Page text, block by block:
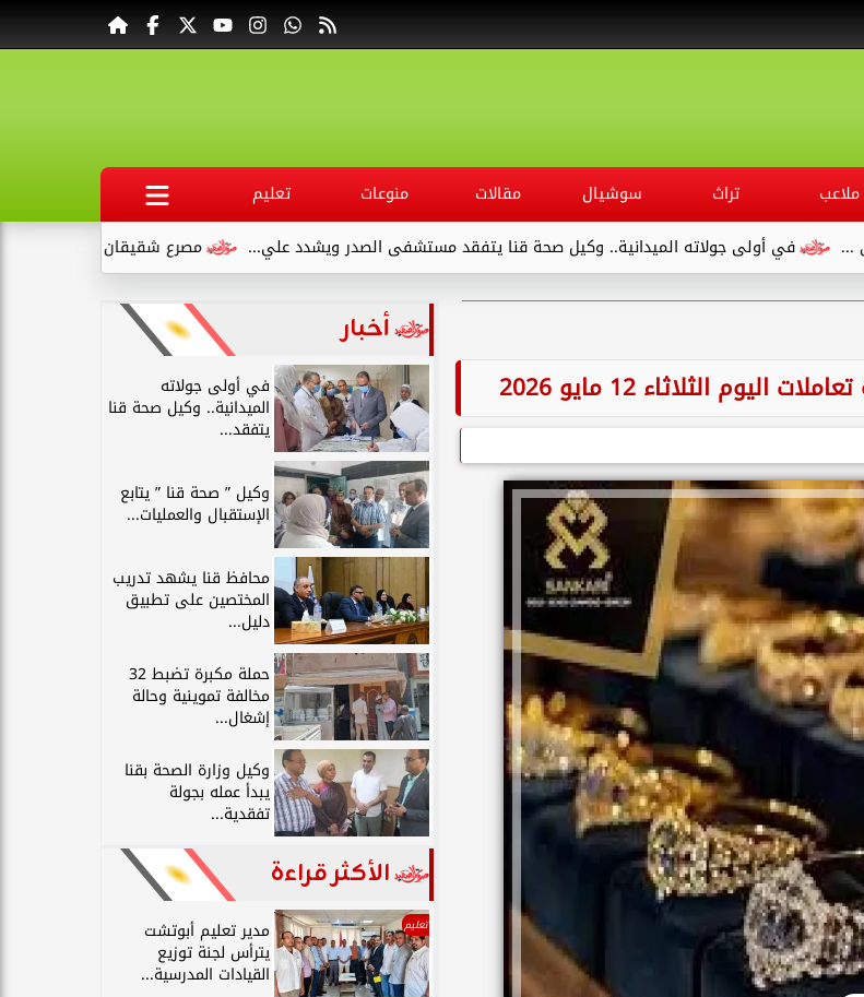
ملاعب تراث سوشيال مقالات منوعات
تعليم
مصرع شقيقان وإصابة طفلين في
في أولى جولاته الميدانية.. وكيل صحة قنا يتفقد مستشفى الصدر ويشدد علي...
أخبار
في أولى جولاته
الميدانية.. وكيل صحة قنا
يتفقد...
وكيل ” صحة قنا ” يتابع
الإستقبال والعمليات...
محافظ قنا يشهد تدريب
المختصين على تطبيق
دليل...
حملة مكبرة تضبط 32
مخالفة تموينية وحالة
إشغال...
وكيل وزارة الصحة بقنا
يبدأ عمله بجولة
تفقدية...
الأكثر قراءة
تعليم مدير تعليم أبوتشت
يترأس لجنة توزيع
القيادات المدرسية...